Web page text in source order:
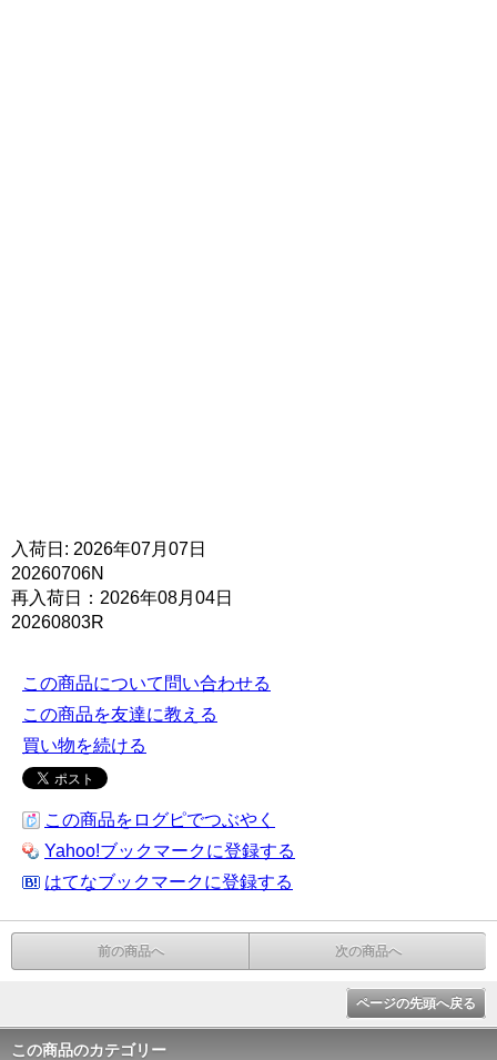
入荷日: 2026年07月07日
20260706N
再入荷日：2026年08月04日
20260803R
この商品について問い合わせる
この商品を友達に教える
買い物を続ける
この商品をログピでつぶやく
Yahoo!ブックマークに登録する
はてなブックマークに登録する
前の商品へ 次の商品へ
ページの先頭へ戻る
この商品のカテゴリー